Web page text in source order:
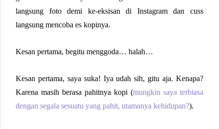
langsung foto demi ke-eksisan di Instagram dan cuss
langsung mencoba es kopinya.
Kesan pertama, begitu menggoda… halah…
Kesan pertama, saya suka! Iya udah sih, gitu aja. Kenapa?
Karena masih berasa pahitnya kopi (mungkin saya terbiasa
dengan segala sesuatu yang pahit, utamanya kehidupan?).